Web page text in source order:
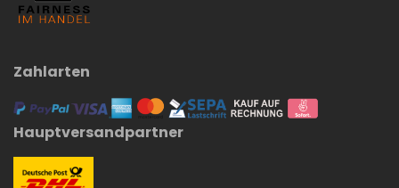
Zahlarten
Hauptversandpartner